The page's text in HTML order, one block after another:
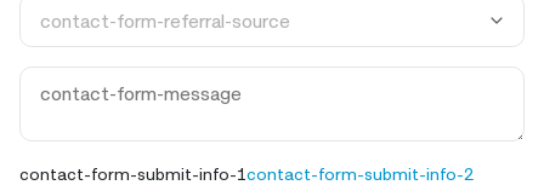
contact-form-submit-info-1contact-form-submit-info-2